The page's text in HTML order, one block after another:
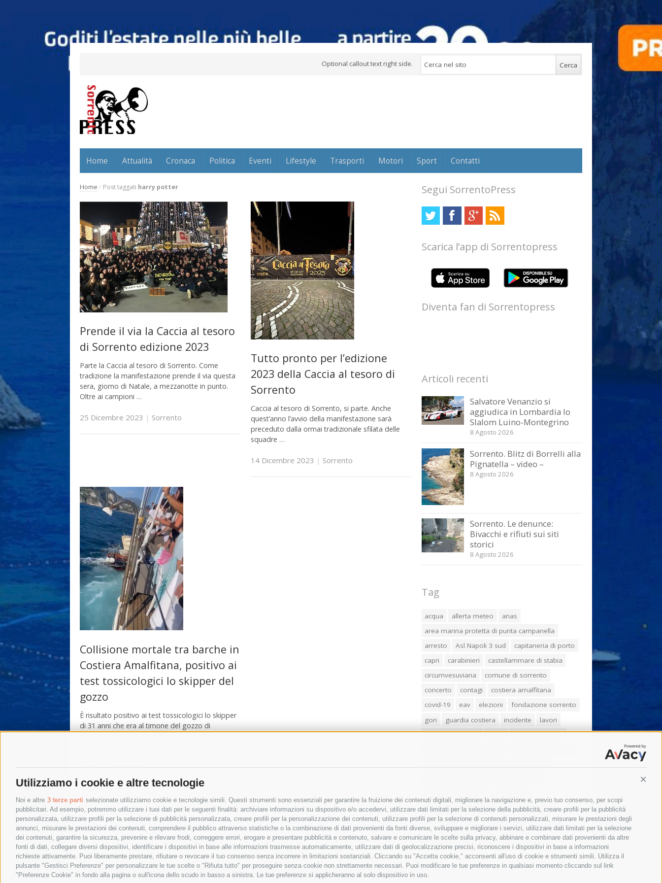
Utilizziamo i cookie e altre tecnologie
Noi e altre 3 terze parti selezionate utilizziamo cookie e tecnologie simili. Questi strumenti sono essenziali per garantire la fruizione dei contenuti digitali, migliorare la navigazione e, previo tuo consenso, per scopi
pubblicitari. Ad esempio, potremmo utilizzare i tuoi dati per le seguenti finalità: archiviare informazioni su dispositivo e/o accedervi, utilizzare dati limitati per la selezione della pubblicità, creare profili per la pubblicità
personalizzata, utilizzare profili per la selezione di pubblicità personalizzata, creare profili per la personalizzazione dei contenuti, utilizzare profili per la selezione di contenuti personalizzati, misurare le prestazioni degli
annunci, misurare le prestazioni dei contenuti, comprendere il pubblico attraverso statistiche o la combinazione di dati provenienti da fonti diverse, sviluppare e migliorare i servizi, utilizzare dati limitati per la selezione
dei contenuti, garantire la sicurezza, prevenire e rilevare frodi, correggere errori, erogare e presentare pubblicità e contenuto, salvare e comunicare le scelte sulla privacy, abbinare e combinare dati provenienti da altre
fonti di dati, collegare diversi dispositivi, identificare i dispositivi in base alle informazioni trasmesse automaticamente, utilizzare dati di geolocalizzazione precisi, riconoscere i dispositivi in base a informazioni
richieste attivamente. Puoi liberamente prestare, rifiutare o revocare il tuo consenso senza incorrere in limitazioni sostanziali. Cliccando su "Accetta cookie," acconsenti all'uso di cookie e strumenti simili. Utilizza il
pulsante "Gestisci Preferenze" per personalizzare le tue scelte o "Rifiuta tutto" per proseguire senza cookie non strettamente necessari. Puoi modificare le tue preferenze in qualsiasi momento cliccando sul link
"Preferenze Cookie" in fondo alla pagina o sull'icona dello scudo in basso a sinistra. Le tue preferenze si applicheranno al solo dispositivo in uso.
Optional callout text right side.
Home Attualità Cronaca Politica Eventi Lifestyle Trasporti Motori Sport Contatti
Home / Post taggati harry potter
Prende il via la Caccia al tesoro
di Sorrento edizione 2023
Parte la Caccia al tesoro di Sorrento. Come
tradizione la manifestazione prende il via questa
sera, giorno di Natale, a mezzanotte in punto.
Oltre ai campioni …
25 Dicembre 2023 | Sorrento
Tutto pronto per l’edizione
2023 della Caccia al tesoro di
Sorrento
Caccia al tesoro di Sorrento, si parte. Anche
quest’anno l’avvio della manifestazione sarà
preceduto dalla ormai tradizionale sfilata delle
squadre …
14 Dicembre 2023 | Sorrento
Collisione mortale tra barche in
Costiera Amalfitana, positivo ai
test tossicologici lo skipper del
gozzo
È risultato positivo ai test tossicologici lo skipper
di 31 anni che era al timone del gozzo di
4 Agosto 2023|Cronaca
Segui SorrentoPress
Scarica l’app di Sorrentopress
Diventa fan di Sorrentopress
Articoli recenti
Salvatore Venanzio si
aggiudica in Lombardia lo
Slalom Luino-Montegrino
8 Agosto 2026
Sorrento. Blitz di Borrelli alla
Pignatella – video –
8 Agosto 2026
Sorrento. Le denunce:
Bivacchi e rifiuti sui siti
storici
8 Agosto 2026
Tag
acqua allerta meteo
anas
area marina protetta di punta campanella
arresto
Asl Napoli 3 sud
capitaneria di porto
capri
carabinieri
castellammare di stabia
circumvesuviana
comune di sorrento
concerto
contagi
costiera amalfitana
covid-19
eav elezioni
fondazione sorrento
gori
guardia costiera incidente
lavori
lorenzo balducelli
mare
massa lubrense
sindaco cuomo
sorrento
studenti
temporali
treni turismo
Vico Equense
villa fiorentino
vincenzo de luca
© 2015 SorrentoPress. All rights reserved.